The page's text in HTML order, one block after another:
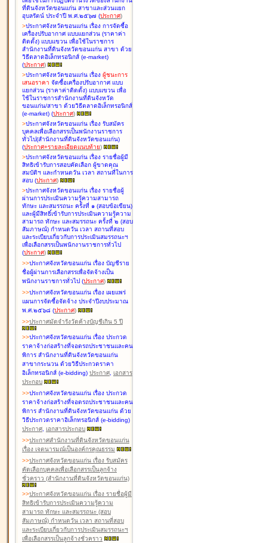
ที่ดินจังหวัดขอนแก่น สาขาและส่วนแยก
อุบลรัตน์ ประจำปี พ.ศ.๒๕๖๗ (ประกาศ)
>ประกาศจังหวัดขอนแก่น เรื่อง การจัดซื้อ
เครื่องปรับอากาศ แบบแยกส่วน (ราคาค่า
ติดตั้ง) แบบแขวน เพื่อใช้ในราชการ
สำนักงานที่ดินจังหวัดขอนแก่น สาขา ด้วย
วิธีตลาดอิเล็กทรอนิกส์ (e-market)
(ประกาศ)
>ประกาศจังหวัดขอนแก่น เรื่อง ผู้ชนะการ
เสนอราคา จัดซื้อเครื่องปรับอากาศ แบบ
แยกส่วน (ราคาค่าติดตั้ง) แบบแขวน เพื่อ
ใช้ในราชการสำนักงานที่ดินจังหวัด
ขอนแก่น/สาขา ด้วยวิธีตลาดอิเล็กทรอนิกส์
(e-market) (ประกาศ)
>ประกาศจังหวัดขอนแก่น เรื่อง รับสมัคร
บุคคลเพื่อเลือกสรรเป็นพนักงานราชการ
ทั่วไป(สำนักงานที่ดินจังหวัดขอนแก่น)
(ประกาศ+รายละเอียดแนบท้าย)
>ประกาศจังหวัดขอนแก่น เรื่อง รายชื่อผู้มี
สิทธิเข้ารับการสอบคัดเลือก ผู้ขาดคุณ
สมบัติฯ และกำหนดวัน เวลา สถานที่ในการ
สอบ (ประกาศ)
>ประกาศจังหวัดขอนแก่น เรื่อง รายชื่อผู้
ผ่านการประเมินความรู้ความสามารถ
ทักษะ และสมรรถนะ ครั้งที่ ๑ (สอบข้อเขียน)
และผู้มีสิทธิ์เข้ารับการประเมินความรู้ความ
สามารถ ทักษะ และสมรรถนะ ครั้งที่ ๒ (สอบ
สัมภาษณ์) กำหนดวัน เวลา สถานที่สอบ
และระเบียบเกี่ยวกับการประเมินสมรรถนะฯ
เพื่อเลือกสรรเป็นพนักงานราชการทั่วไป
(ประกาศ)
>>ประกาศจังหวัดขอนแก่น เรื่อง บัญชีราย
ชื่อผู้ผ่านการเลือกสรรเพื่อจัดจ้างเป็น
พนักงานราชการทั่วไป (ประกาศ)
>>ประกาศจังหวัดขอนแก่น เรื่อง เผยแพร่
แผนการจัดซื้อจัดจ้าง ประจำปีงบประมาณ
พ.ศ.๒๕๖๘ (ประกาศ)
>>ประกาศมัดจำรังวัดค้างบัญชีเกิน 5 ปี
>>ประกาศจังหวัดขอนแก่น เรื่อง ประกวด
ราคาจ้างก่อสร้างที่จอดรถประชาชนและคน
พิการ สำนักงานที่ดินจังหวัดขอนแก่น
สาขากระนวน ด้วยวิธีประกวดราคา
อิเล็กทรอนิกส์ (e-bidding) ประกาศ, เอกสาร
ประกอบ
>>ประกาศจังหวัดขอนแก่น เรื่อง ประกวด
ราคาจ้างก่อสร้างที่จอดรถประชาชนและคน
พิการ สำนักงานที่ดินจังหวัดขอนแก่น ด้วย
วิธีประกวดราคาอิเล็กทรอนิกส์ (e-bidding)
ประกาศ, เอกสารประกอบ
>>ประกาศสำนักงานที่ดินจังหวัดขอนแก่น
เรื่อง เจตนารมณ์เป็นองค์กรคุณธรรม
>>ประกาศจังหวัดขอนแก่น เรื่อง รับสมัคร
คัดเลือกบุคคลเพื่อเลือกสรรเป็นลูกจ้าง
ชั่วคราว (สำนักงานที่ดินจังหวัดขอนแก่น)
>>ประกาศจังหวัดขอนแก่น เรื่อง รายชื่อผู้มี
สิทธิเข้ารับการประเมินความรู้ความ
สามารถ ทักษะ และสมรรถนะ (สอบ
สัมภาษณ์) กำหนดวัน เวลา สถานที่สอบ
และระเบียบเกี่ยวกับการประเมินสมรรถนะฯ
เพื่อเลือกสรรเป็นลูกจ้างชั่วคราว